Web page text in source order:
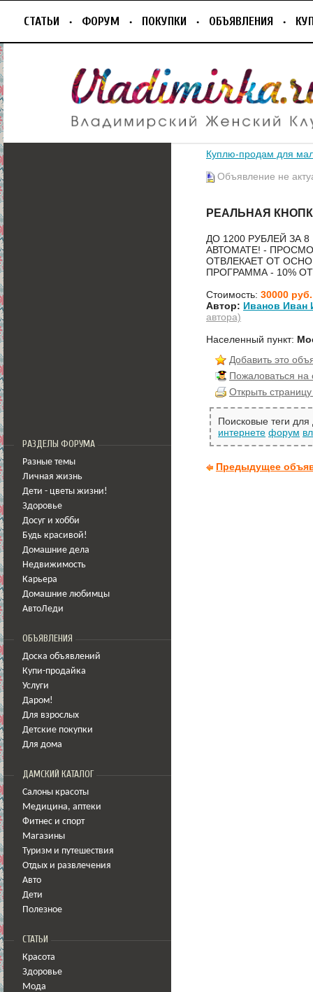
СТАТЬИ ФОРУМ ПОКУПКИ ОБЪЯВЛЕНИЯ
РАЗДЕЛЫ ФОРУМА
Разные темы
Личная жизнь
Дети - цветы жизни!
Здоровье
Досуг и хобби
Будь красивой!
Домашние дела
Недвижимость
Карьера
Домашние любимцы
АвтоЛеди
ОБЪЯВЛЕНИЯ
Доска объявлений
Купи-продайка
Услуги
Даром!
Для взрослых
Детские покупки
Для дома
ДАМСКИЙ КАТАЛОГ
Салоны красоты
Медицина, аптеки
Фитнес и спорт
Магазины
Туризм и путешествия
Отдых и развлечения
Авто
Дети
Полезное
СТАТЬИ
Красота
Здоровье
Мода
Куплю-продам для
Объявление не
РЕАЛЬНАЯ
ДО 1200 РУБЛЕЙ ЗА
АВТОМАТЕ! -
ОТВЛЕКАЕТ ОТ
ПРОГРАММА - 10%
Стоимость: 30000 руб.
Автор: Иванов Иван
автора)
Населенный пункт:
Добавить это
Пожаловаться
Открыть
Поисковые теги
интернете форум
Предыдущее